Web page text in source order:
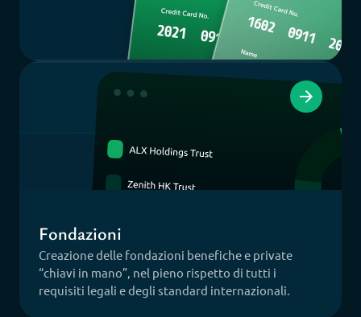
Fondazioni
Creazione delle fondazioni benefiche e private
“chiavi in mano”, nel pieno rispetto di tutti i
requisiti legali e degli standard internazionali.